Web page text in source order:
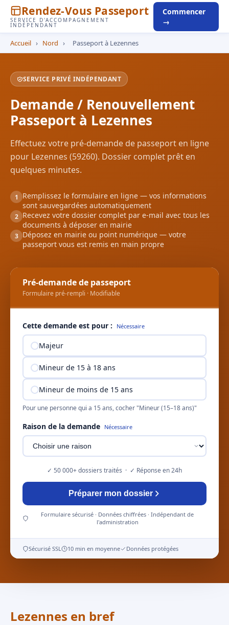
Rendez-Vous Passeport
SERVICE D'ACCOMPAGNEMENT
INDÉPENDANT
Commencer
→
Accueil › Nord › Passeport à Lezennes
SERVICE PRIVÉ INDÉPENDANT
Demande / Renouvellement
Passeport à Lezennes
Effectuez votre pré-demande de passeport en ligne
pour Lezennes (59260). Dossier complet prêt en
quelques minutes.
1
Remplissez le formulaire en ligne — vos informations
sont sauvegardées automatiquement
2 Recevez votre dossier complet par e-mail avec tous les
documents à déposer en mairie
3 Déposez en mairie ou point numérique — votre
passeport vous est remis en main propre
Pré-demande de passeport
Formulaire pré-rempli · Modifiable
Cette demande est pour : Nécessaire
Majeur
Mineur de 15 à 18 ans
Mineur de moins de 15 ans
Pour une personne qui a 15 ans, cocher "Mineur (15–18 ans)"
Raison de la demande Nécessaire
✓ 50 000+ dossiers traités · ✓ Réponse en 24h
Préparer mon dossier
Formulaire sécurisé · Données chiffrées · Indépendant de
l'administration
Sécurisé SSL 10 min en moyenne Données protégées
Lezennes en bref